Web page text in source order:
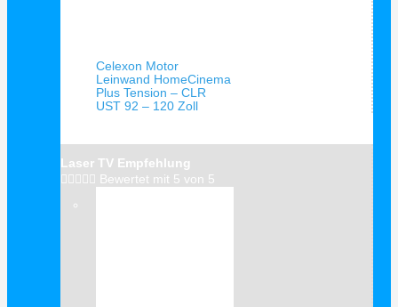
Celexon Motor
Leinwand HomeCinema
Plus Tension – CLR
UST 92 – 120 Zoll
Laser TV Empfehlung
     Bewertet mit 5 von 5